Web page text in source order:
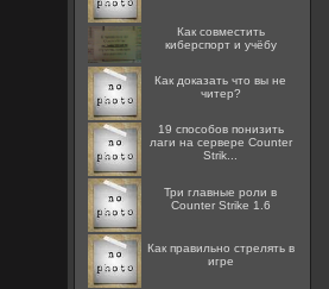
Как совместить
киберспорт и учёбу
Как доказать что вы не
читер?
19 способов понизить
лаги на сервере Counter
Strik...
Три главные роли в
Counter Strike 1.6
Как правильно стрелять в
игре